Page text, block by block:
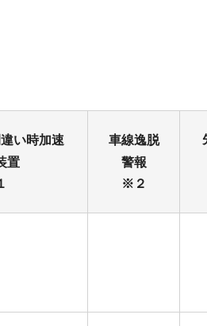
い時加速
置
車線逸脱
警報
※２